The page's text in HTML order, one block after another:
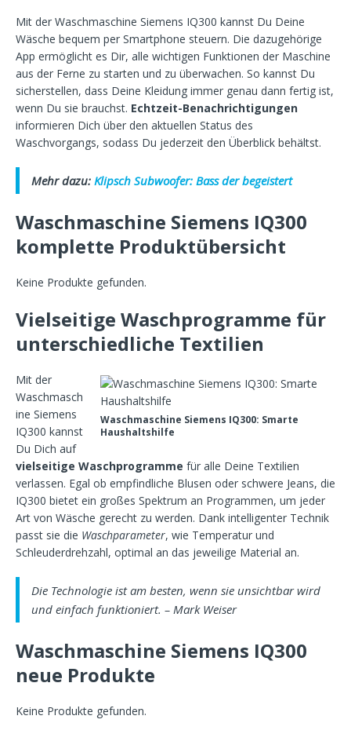
Mit der Waschmaschine Siemens IQ300 kannst Du Deine
Wäsche bequem per Smartphone steuern. Die dazugehörige
App ermöglicht es Dir, alle wichtigen Funktionen der Maschine
aus der Ferne zu starten und zu überwachen. So kannst Du
sicherstellen, dass Deine Kleidung immer genau dann fertig ist,
wenn Du sie brauchst. Echtzeit-Benachrichtigungen
informieren Dich über den aktuellen Status des
Waschvorgangs, sodass Du jederzeit den Überblick behältst.
Mehr dazu: Klipsch Subwoofer: Bass der begeistert
Waschmaschine Siemens IQ300
komplette Produktübersicht
Keine Produkte gefunden.
Vielseitige Waschprogramme für
unterschiedliche Textilien
Waschmaschine Siemens IQ300: Smarte
Haushaltshilfe
Mit der
Waschmasch
ine Siemens
IQ300 kannst
Du Dich auf
vielseitige Waschprogramme für alle Deine Textilien
verlassen. Egal ob empfindliche Blusen oder schwere Jeans, die
IQ300 bietet ein großes Spektrum an Programmen, um jeder
Art von Wäsche gerecht zu werden. Dank intelligenter Technik
passt sie die Waschparameter, wie Temperatur und
Schleuderdrehzahl, optimal an das jeweilige Material an.
Die Technologie ist am besten, wenn sie unsichtbar wird
und einfach funktioniert. – Mark Weiser
Waschmaschine Siemens IQ300
neue Produkte
Keine Produkte gefunden.